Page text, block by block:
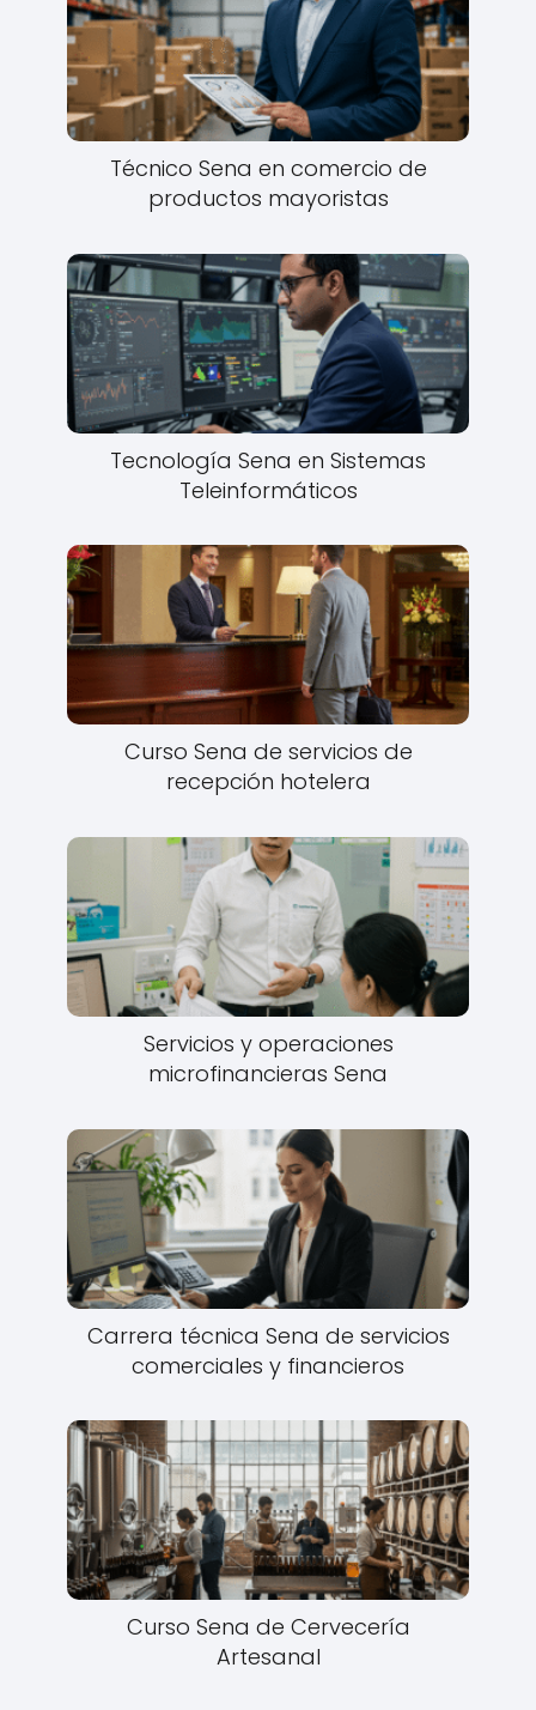
Técnico Sena en comercio de
productos mayoristas
Tecnología Sena en Sistemas
Teleinformáticos
Curso Sena de servicios de
recepción hotelera
Servicios y operaciones
microfinancieras Sena
Carrera técnica Sena de servicios
comerciales y financieros
Curso Sena de Cervecería
Artesanal